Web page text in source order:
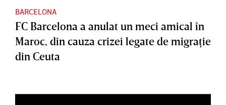
BARCELONA
FC Barcelona a anulat un meci amical în
Maroc, din cauza crizei legate de migraţie
din Ceuta